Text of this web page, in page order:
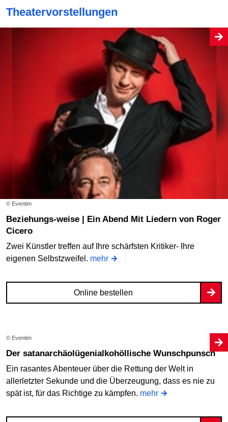
Theatervorstellungen
© Eventim
Beziehungs-weise | Ein Abend Mit Liedern von Roger
Cicero
Zwei Künstler treffen auf Ihre schärfsten Kritiker- Ihre
eigenen Selbstzweifel. mehr
Online bestellen
© Eventim
Der satanarchäolügenialkohöllische Wunschpunsch
Ein rasantes Abenteuer über die Rettung der Welt in
allerletzter Sekunde und die Überzeugung, dass es nie zu
spät ist, für das Richtige zu kämpfen. mehr